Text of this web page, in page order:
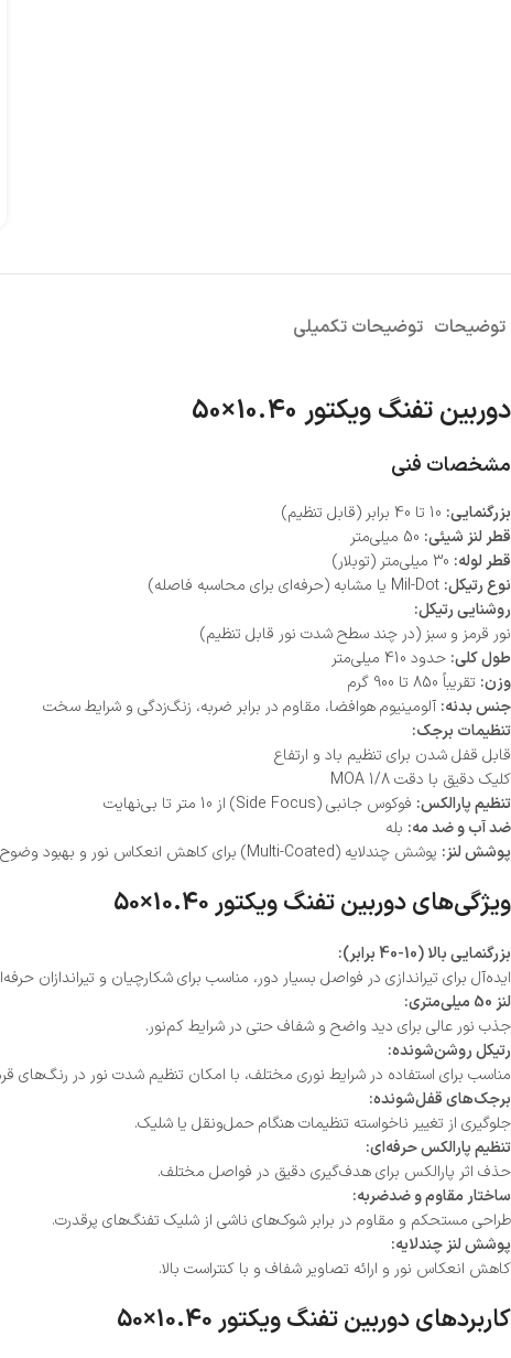
توضیحات توضیحات تکمیلی
دوربین تفنگ ویکتور 10.40×50
مشخصات فنی
بزرگنمایی:
قطر لنز شیئی:
قطر لوله:
نوع رتیکل:
روشنایی رتیکل:
نور قرمز و سبز (در چند سطح شدت نور قابل تنظیم)
طول کلی: حدود 410 میلی‌متر
وزن: تقریباً 850 تا 900 گرم
جنس بدنه: آلومینیوم هوافضا، مقاوم در برابر ضربه، زنگ‌زدگی و شرایط سخت
تنظیمات برجک:
قابل قفل شدن برای تنظیم باد و ارتفاع
کلیک دقیق با دقت 1/8 MOA
تنظیم پارالکس: فوکوس جانبی (Side Focus) از 10 متر تا بی‌نهایت
ضد آب و ضد مه: بله
پوشش لنز: پوشش چندلایه (Multi-Coated) برای کاهش انعکاس نور و بهبود وضوح تصویر
ویژگی‌های دوربین تفنگ ویکتور 10.40×50
بزرگنمایی بالا (10-40 برابر):
ایده‌آل برای تیراندازی در فواصل بسیار دور، مناسب برای شکارچیان و تیراندازان
لنز 50 میلی‌متری:
جذب نور عالی برای دید واضح و شفاف حتی در شرایط کم‌نور.
رتیکل روشن‌شونده:
مناسب برای استفاده در شرایط نوری مختلف، با امکان تنظیم شدت نور در رنگ‌های
برجک‌های قفل‌شونده:
جلوگیری از تغییر ناخواسته تنظیمات هنگام حمل‌ونقل یا شلیک.
تنظیم پارالکس حرفه‌ای:
حذف اثر پارالکس برای هدف‌گیری دقیق در فواصل مختلف.
ساختار مقاوم و ضدضربه:
طراحی مستحکم و مقاوم در برابر شوک‌های ناشی از شلیک تفنگ‌های پرقدرت.
پوشش لنز چندلایه:
کاهش انعکاس نور و ارائه تصاویر شفاف و با کنتراست بالا.
کاربردهای دوربین تفنگ ویکتور 10.40×50